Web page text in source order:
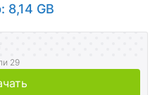
8,14 GB
29